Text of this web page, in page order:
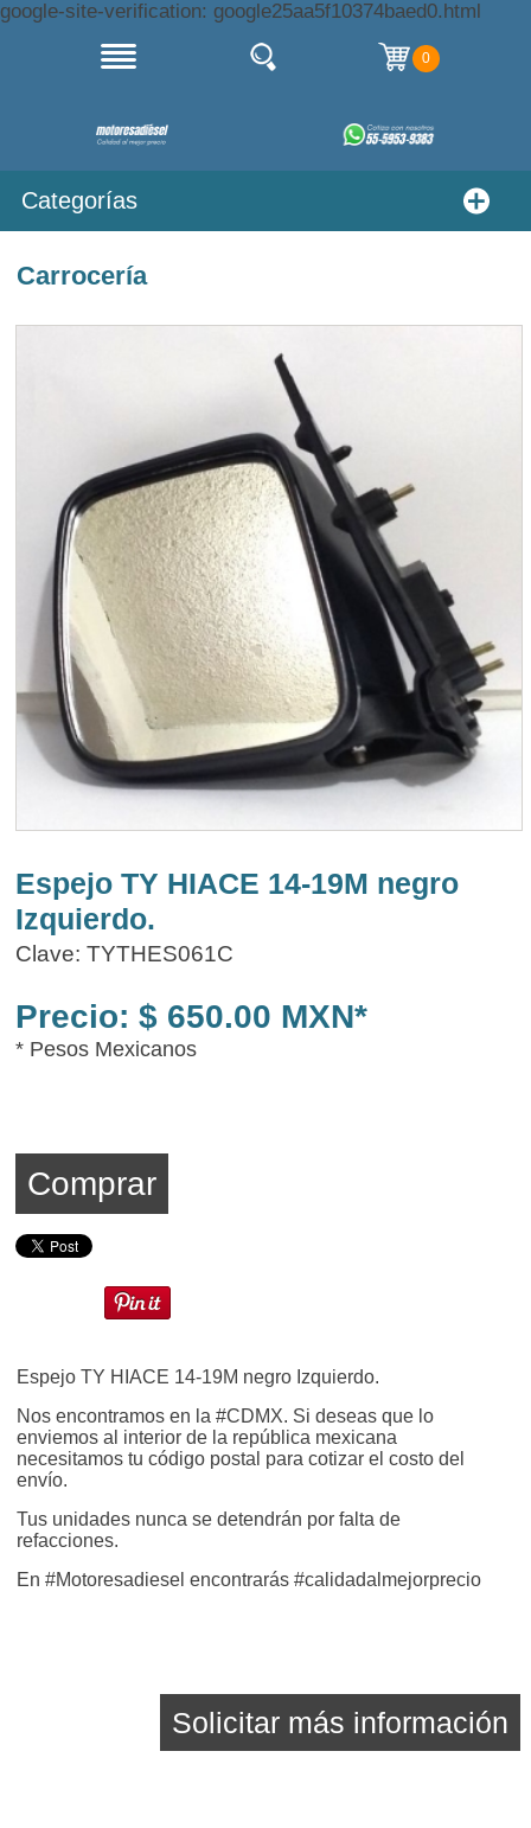
google-site-verification: google25aa5f10374baed0.html
0
Categorías
Carrocería
Espejo TY HIACE 14-19M negro
Izquierdo.
Clave: TYTHES061C
Precio: $ 650.00 MXN*
* Pesos Mexicanos
Comprar
Espejo TY HIACE 14-19M negro Izquierdo.
Nos encontramos en la #CDMX. Si deseas que lo
enviemos al interior de la república mexicana
necesitamos tu código postal para cotizar el costo del
envío.
Tus unidades nunca se detendrán por falta de
refacciones.
En #Motoresadiesel encontrarás #calidadalmejorprecio
Solicitar más información